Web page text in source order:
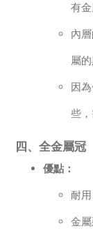
有金
內
屬
因
些
四、全金屬冠
優點：
耐
金